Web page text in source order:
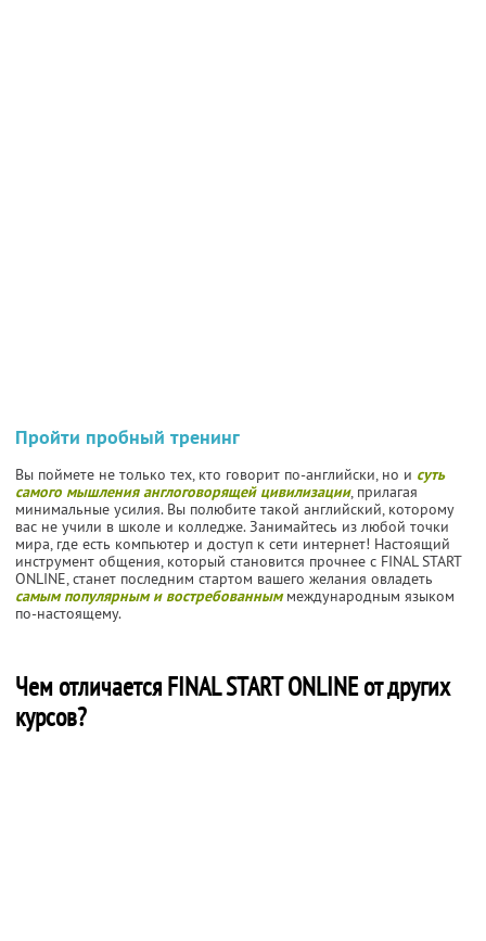
Пройти пробный тренинг
Вы поймете не только тех, кто говорит по-английски, но и суть
самого мышления англоговорящей цивилизации, прилагая
минимальные усилия. Вы полюбите такой английский, которому
вас не учили в школе и колледже. Занимайтесь из любой точки
мира, где есть компьютер и доступ к сети интернет! Настоящий
инструмент общения, который становится прочнее с FINAL START
ONLINE, станет последним стартом вашего желания овладеть
самым популярным и востребованныммеждународным языком
по-настоящему.
Чем отличается FINAL START ONLINE от других
курсов?